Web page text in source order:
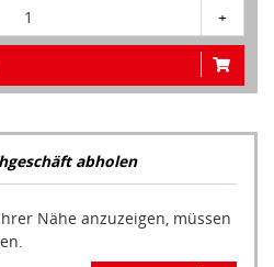
1 +
abholen
Nähe anzuzeigen, müssen